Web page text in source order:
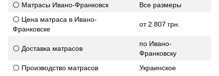
⚪ Матрасы Ивано-Франковск
Все размеры
⚪ Цена матраса в Ивано-
Франковске
от 2 807 грн.
⚪ Доставка матрасов
по Ивано-
Франковску
⚪ Производство матрасов
Украинское